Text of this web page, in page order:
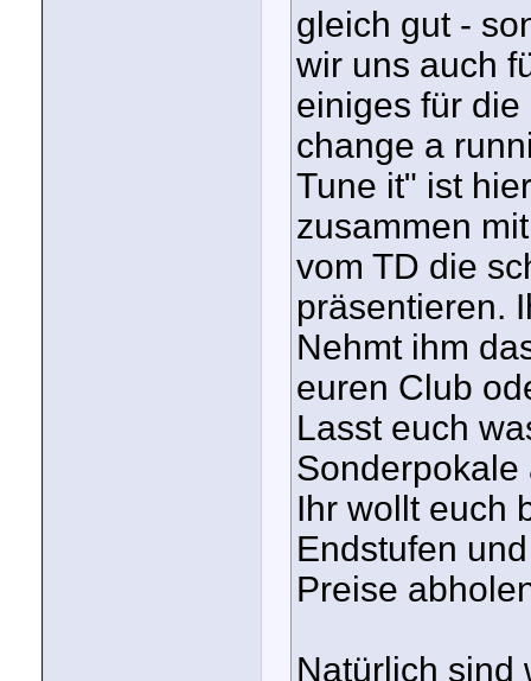
gleich gut -
wir uns auch
einiges für
change a
Tune it" ist
zusammen
vom TD die
präsentieren.
Nehmt ihm
euren Club
Lasst euch
Sonderpokale
Ihr wollt euch
Endstufen
Preise
Natürlich sind